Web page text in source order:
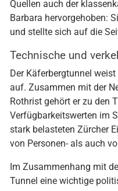
Quellen auch der
Barbara hervorgehoben:
und stellte sich auf die
Technische und
Der Käferbergtunnel
auf. Zusammen mit der
Rothrist gehört er zu den
Verfügbarkeitswerten im
stark belasteten Zürcher
von Personen- als auch
Im Zusammenhang mit
Tunnel eine wichtige